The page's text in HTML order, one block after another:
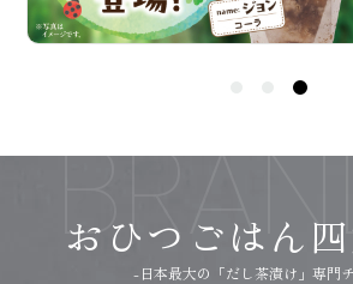
おひつごはん
-日本最大の「だし茶漬け」専門